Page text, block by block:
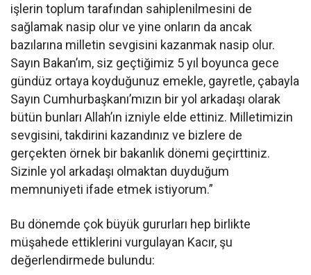
işlerin toplum tarafından sahiplenilmesini de
sağlamak nasip olur ve yine onların da ancak
bazılarına milletin sevgisini kazanmak nasip olur.
Sayın Bakan’ım, siz geçtiğimiz 5 yıl boyunca gece
gündüz ortaya koyduğunuz emekle, gayretle, çabayla
Sayın Cumhurbaşkanı’mızın bir yol arkadaşı olarak
bütün bunları Allah’ın izniyle elde ettiniz. Milletimizin
sevgisini, takdirini kazandınız ve bizlere de
gerçekten örnek bir bakanlık dönemi geçirttiniz.
Sizinle yol arkadaşı olmaktan duyduğum
memnuniyeti ifade etmek istiyorum.”
Bu dönemde çok büyük gururları hep birlikte
müşahede ettiklerini vurgulayan Kacır, şu
değerlendirmede bulundu: